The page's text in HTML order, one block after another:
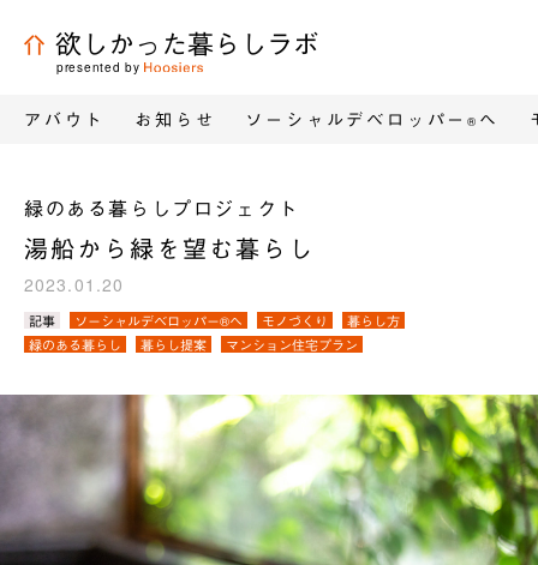
欲しかった暮らしラボ
presented by
アバウト お知らせ ソーシャルデベロッパー® へ
緑のある暮らしプロジェクト
湯船から緑を望む暮らし
2023.01.20
カ
テ
ゴ
／
タ
グ：
記事 ソーシャルデベロッパー®へ モノづくり
暮らし方
緑のある暮らし
暮らし提案 マンション住宅プラン